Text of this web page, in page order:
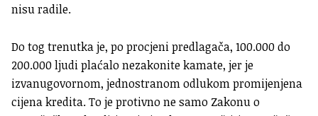
nisu radile.
Do tog trenutka je, po procjeni predlagača, 100.000 do
200.000 ljudi plaćalo nezakonite kamate, jer je
izvanugovornom, jednostranom odlukom promijenjena
cijena kredita. To je protivno ne samo Zakonu o